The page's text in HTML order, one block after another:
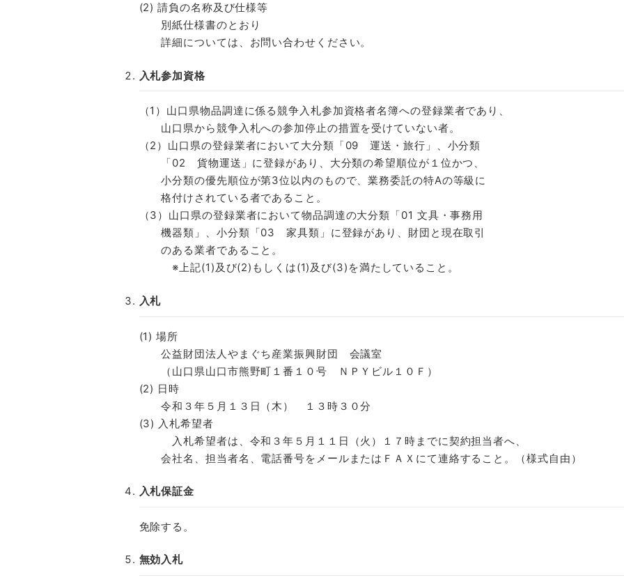
(2) 請負の名称及び仕様等
別紙仕様書のとおり
詳細については、お問い合わせください。
入札参加資格
（1）山口県物品調達に係る競争入札参加資格者名簿への登録業者であり、
山口県から競争入札への参加停止の措置を受けていない者。
（2）山口県の登録業者において大分類「09 運送・旅行」、小分類
「02 貨物運送」に登録があり、大分類の希望順位が１位かつ、
小分類の優先順位が第3位以内のもので、業務委託の特Aの等級に
格付けされている者であること。
（3）山口県の登録業者において物品調達の大分類「01 文具・事務用
機器類」、小分類「03 家具類」に登録があり、財団と現在取引
のある業者であること。
※上記(1)及び(2)もしくは(1)及び(3)を満たしていること。
入札
(1) 場所
公益財団法人やまぐち産業振興財団 会議室
（山口県山口市熊野町１番１０号 ＮＰＹビル１０Ｆ）
(2) 日時
令和３年５月１３日（木） １３時３０分
(3) 入札希望者
入札希望者は、令和３年５月１１日（火）１７時までに契約担当者へ、
会社名、担当者名、電話番号をメールまたはＦＡＸにて連絡すること。（様式自由）
入札保証金
免除する。
無効入札